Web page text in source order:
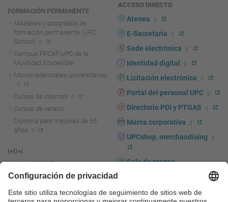
FORMACIÓN PERMANENTE
Másteres y posgrados de
formación permanente (UPC
School)
Campus FPCAT-UPC de la
Movilidad Sostenible
Microcredenciales universitarias
Cursos de idiomas
Cursos de verano
Diploma para mayores de 55
años
I+D+i
Actualidad I+D+I
La investigación en la UPC
Fomento y apoyo a la
investigación
ACCESO DIRECTO
Atenea
E-Secretaria
Sede electrónica
Identidad digital
Licitación electrónica
Portal del personal UPC
Directorio PDI y PTGAS
Marca corporativa
UPCshop, merchandising
Sala de prensa